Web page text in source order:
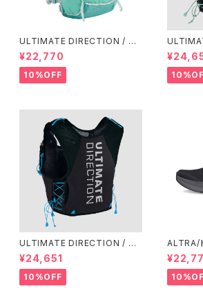
ULTIMATE DIRECTION / ア
ルティメット ディレクション Fas
tpackher 20 Women'S / Em
erald 2.0
¥22,770
10%OFF
ディメッ
US
ウィメ
ULTIMATE DIRECTION / ア
ルティメット ディレクション XO
DUS VEST（エクソドス ベスト）
メンズ / ONYX
¥24,651
10%OFF
ALTRA/
ズ